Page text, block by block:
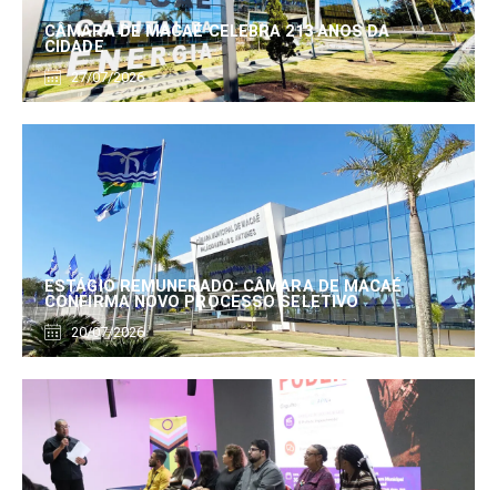
CÂMARA DE MACAÉ CELEBRA 213 ANOS DA
CIDADE
27/07/2026
ESTÁGIO REMUNERADO: CÂMARA DE MACAÉ
CONFIRMA NOVO PROCESSO SELETIVO
20/07/2026